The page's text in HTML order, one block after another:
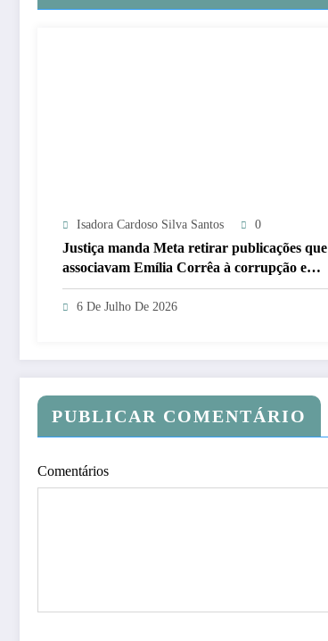
Isadora Cardoso Silva Santos 0
Justiça manda Meta retirar publicações que
associavam Emília Corrêa à corrupção e
identificar responsáveis
6 De Julho De 2026
PUBLICAR COMENTÁRIO
Comentários